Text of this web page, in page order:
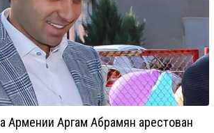
Армении Аргам Абрамян арестован